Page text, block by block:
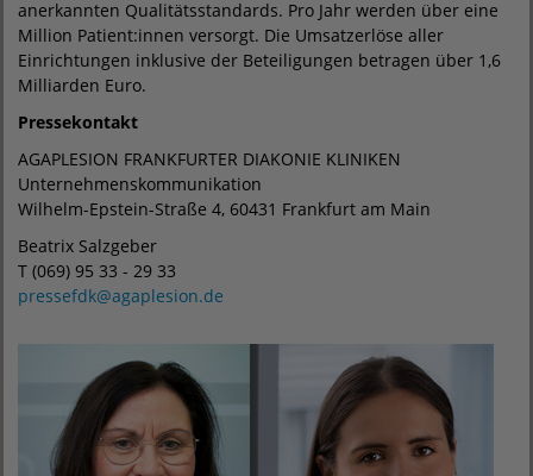
anerkannten Qualitätsstandards. Pro Jahr werden über eine
Million Patient:innen versorgt. Die Umsatzerlöse aller
Einrichtungen inklusive der Beteiligungen betragen über 1,6
Milliarden Euro.
Pressekontakt
AGAPLESION FRANKFURTER DIAKONIE KLINIKEN
Unternehmenskommunikation
Wilhelm-Epstein-Straße 4, 60431 Frankfurt am Main
Beatrix Salzgeber
T (069) 95 33 - 29 33
pressefdk@agaplesion.de